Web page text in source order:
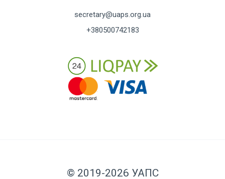
secretary@uaps.org.ua
+380500742183
© 2019-2026 УАПС